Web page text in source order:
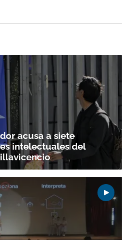
a nuestro boletín.
ACEPTAR
acusa a siete
intelectuales del